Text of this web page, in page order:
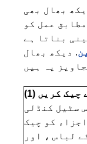
بھال بھی
عمل کو
بناتا ہے
. دیکھ بھال
چیک کریں
سٹیل کنڈلی
کو چیک
لباس ، اور